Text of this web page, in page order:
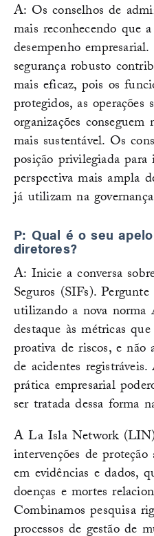
A: Os conselhos de
mais reconhecendo que
desempenho
segurança robusto
mais eficaz, pois os
protegidos, as operações
organizações
mais sustentável. Os
posição privilegiada para
perspectiva mais ampla
já utilizam na
P: Qual é o seu
diretores?
A: Inicie a conversa
Seguros (SIFs).
utilizando a nova
destaque às métricas
proativa de riscos, e não
de acidentes
prática empresarial
ser tratada dessa forma
A La Isla Network
intervenções de proteção
em evidências e dados,
doenças e mortes
Combinamos pesquisa
processos de gestão de